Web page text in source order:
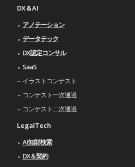
DX＆AI
アノテーション
データテック
DX認定コンサル
SaaS
イラストコンテスト
コンテスト一次通過
コンテスト二次通過
LegalTech
AI知財検索
DX＆契約